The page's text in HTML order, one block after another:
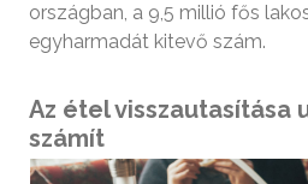
országban, a 9,5 millió fős
egyharmadát kitevő szám.
Az étel visszautasítása
számít